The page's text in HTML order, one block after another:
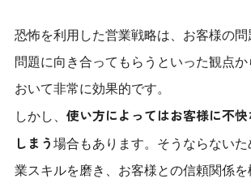
恐怖を利用した営業戦略は、お客様の問
問題に向き合ってもらうといった観点
おいて非常に効果的です。
しかし、 使い方によってはお客様に不
しまう 場合もあります。そうならない
業スキルを磨き、お客様との信頼関係を